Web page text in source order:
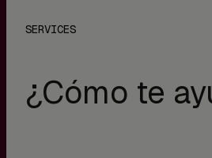
SERVICES
¿Cómo te